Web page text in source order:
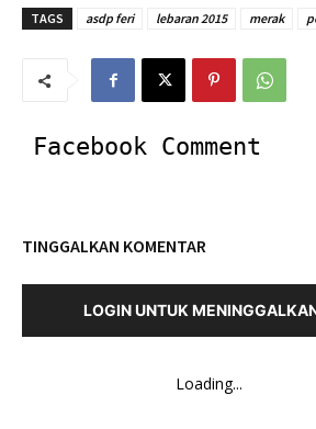
TAGS asdp feri lebaran 2015 merak
Facebook Comment
TINGGALKAN KOMENTAR
LOGIN UNTUK
Loading...